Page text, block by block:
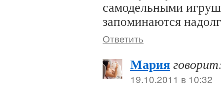
самодельными
запоминаются
Ответить
Мария
19.10.2011 в 10:32